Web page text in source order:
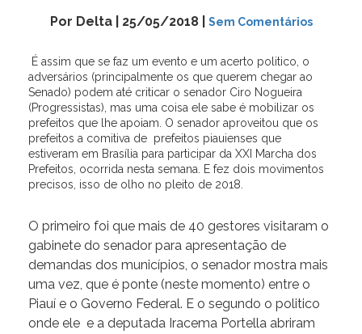
Por Delta | 25/05/2018 | Sem Comentários
É assim que se faz um evento e um acerto politico, o
adversários (principalmente os que querem chegar ao
Senado) podem até criticar o senador Ciro Nogueira
(Progressistas), mas uma coisa ele sabe é mobilizar os
prefeitos que lhe apoiam. O senador aproveitou que os
prefeitos a comitiva de prefeitos piauienses que
estiveram em Brasília para participar da XXI Marcha dos
Prefeitos, ocorrida nesta semana. E fez dois movimentos
precisos, isso de olho no pleito de 2018.
O primeiro foi que mais de 40 gestores visitaram o
gabinete do senador para apresentação de
demandas dos municípios, o senador mostra mais
uma vez, que é ponte (neste momento) entre o
Piauí e o Governo Federal. E o segundo o politico
onde ele e a deputada Iracema Portella abriram